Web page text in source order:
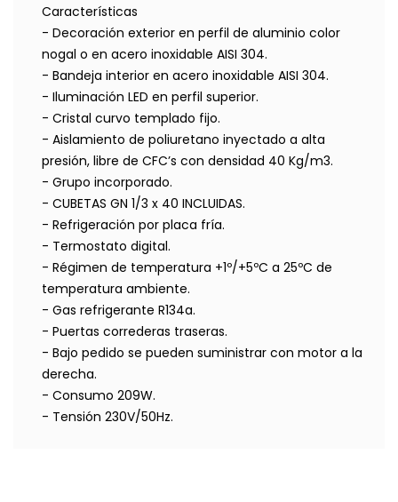
Características
- Decoración exterior en perfil de aluminio color
nogal o en acero inoxidable AISI 304.
- Bandeja interior en acero inoxidable AISI 304.
- Iluminación LED en perfil superior.
- Cristal curvo templado fijo.
- Aislamiento de poliuretano inyectado a alta
presión, libre de CFC’s con densidad 40 Kg/m3.
- Grupo incorporado.
- CUBETAS GN 1/3 x 40 INCLUIDAS.
- Refrigeración por placa fría.
- Termostato digital.
- Régimen de temperatura +1º/+5ºC a 25ºC de
temperatura ambiente.
- Gas refrigerante R134a.
- Puertas correderas traseras.
- Bajo pedido se pueden suministrar con motor a la
derecha.
- Consumo 209W.
- Tensión 230V/50Hz.